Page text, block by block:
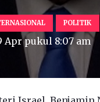
POLITIK
Apr pukul 8:07 am